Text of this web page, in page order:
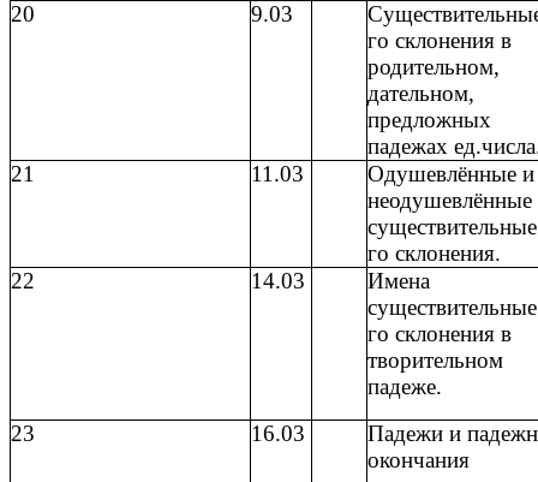
20
9.03
го склонения в
родительном,
дательном,
предложных
падежах
21
11.03
Одушевлённые и
неодушевлённые
го склонения.
22
14.03
Имена
го склонения в
творительном
падеже.
23
16.03
Падежи и
окончания